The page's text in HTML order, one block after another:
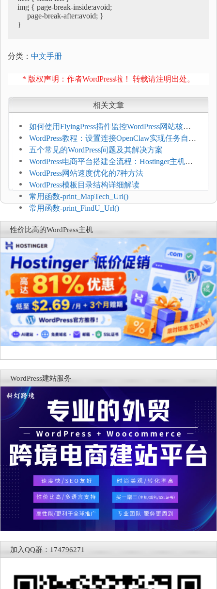
img { page-break-inside:avoid;
     page-break-after:avoid; }
分类： 中文手册
* 版权声明：作者WordPress啦！ 转载请注明出处。
相关文章
如何使用FlyingPress插件监控WordPress网站核心
网页指标（CWV）
WordPress教程：设置连接OpenClaw实现任务自动
化
五个常见的WordPress问题及其解决方案
WordPress电商平台搭建全流程：Hostinger主机一
键部署
WordPress网站速度优化的7种方法
WordPress模板目录结构详细解读
常用函数-print_MapTech_Url()
常用函数-print_FindU_Url()
性价比高的WordPress主机
WordPress建站服务
加入QQ群：174796271